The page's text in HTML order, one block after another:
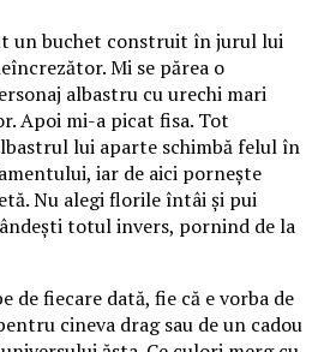
un buchet construit în jurul lui
Mi se părea o
albastru cu urechi mari
Apoi mi-a picat fisa. Tot
lui aparte schimbă felul în
iar de aici pornește
Nu alegi florile întâi și pui
totul invers, pornind de la
de fiecare dată, fie că e vorba de
cineva drag sau de un cadou